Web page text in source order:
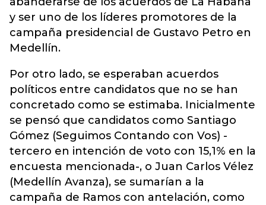
y ser uno de los líderes promotores de la
campaña presidencial de Gustavo Petro en
Medellín.
Por otro lado, se esperaban acuerdos
políticos entre candidatos que no se han
concretado como se estimaba. Inicialmente
se pensó que candidatos como Santiago
Gómez (Seguimos Contando con Vos) -
tercero en intención de voto con 15,1% en la
encuesta mencionada-, o Juan Carlos Vélez
(Medellín Avanza), se sumarían a la
campaña de Ramos con antelación, como